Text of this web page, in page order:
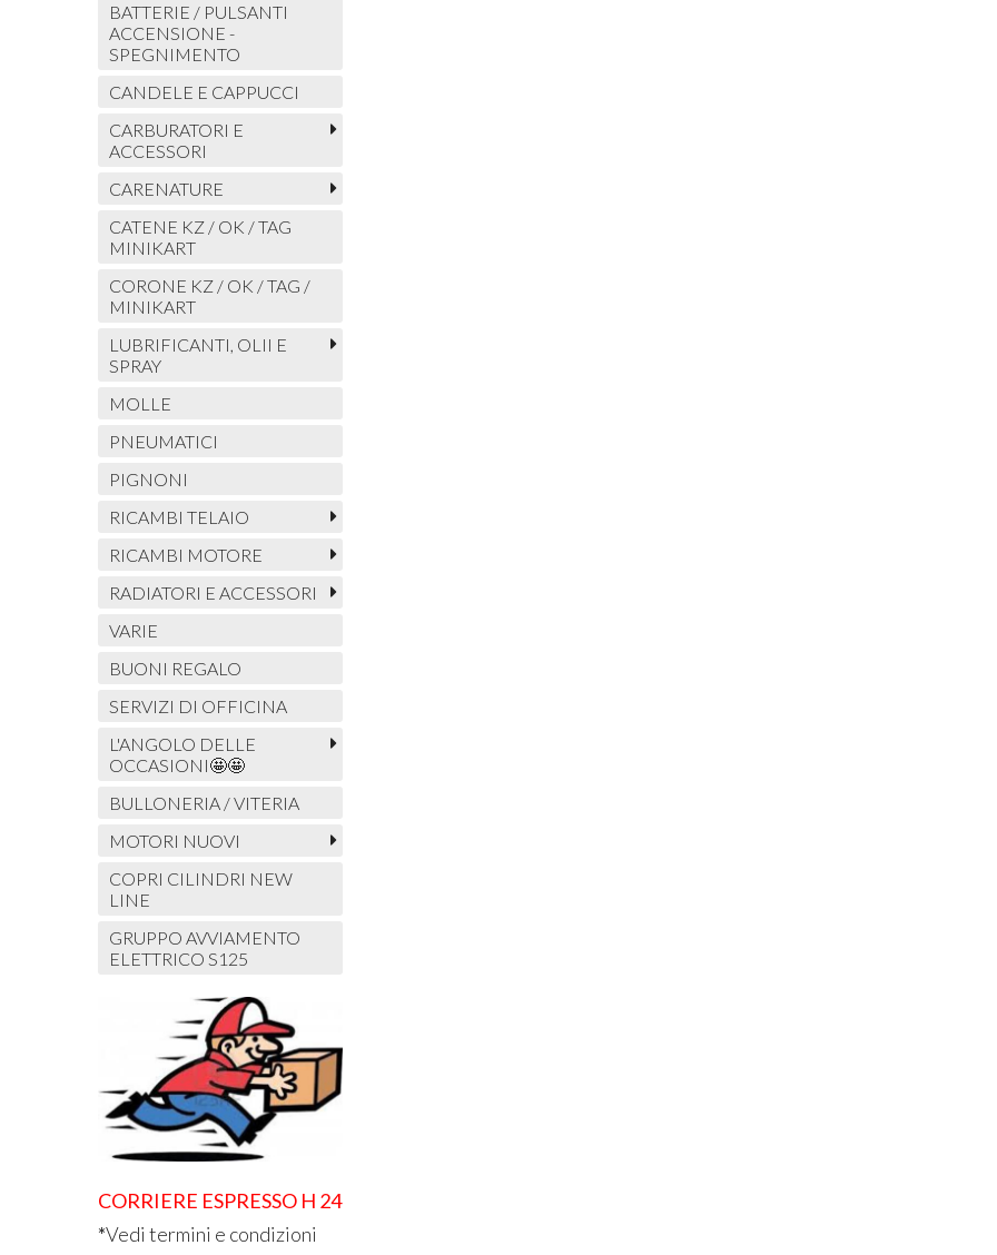
BATTERIE / PULSANTI
ACCENSIONE -
SPEGNIMENTO
CANDELE E CAPPUCCI
CARBURATORI E
ACCESSORI
CARENATURE
CATENE KZ / OK / TAG
MINIKART
CORONE KZ / OK / TAG /
MINIKART
LUBRIFICANTI, OLII E
SPRAY
MOLLE
PNEUMATICI
PIGNONI
RICAMBI TELAIO
RICAMBI MOTORE
RADIATORI E ACCESSORI
VARIE
BUONI REGALO
SERVIZI DI OFFICINA
L'ANGOLO DELLE
OCCASIONI🤩🤩
BULLONERIA / VITERIA
MOTORI NUOVI
COPRI CILINDRI NEW
LINE
GRUPPO AVVIAMENTO
ELETTRICO S125
CORRIERE ESPRESSO H 24
*Vedi termini e condizioni